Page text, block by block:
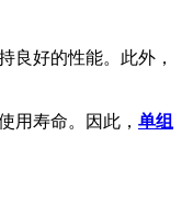
好的性能。此外，
寿命。因此， 单组